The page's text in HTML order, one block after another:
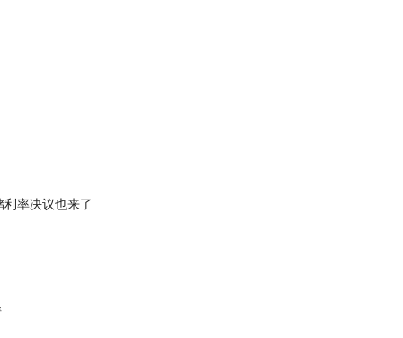
率决议也来了